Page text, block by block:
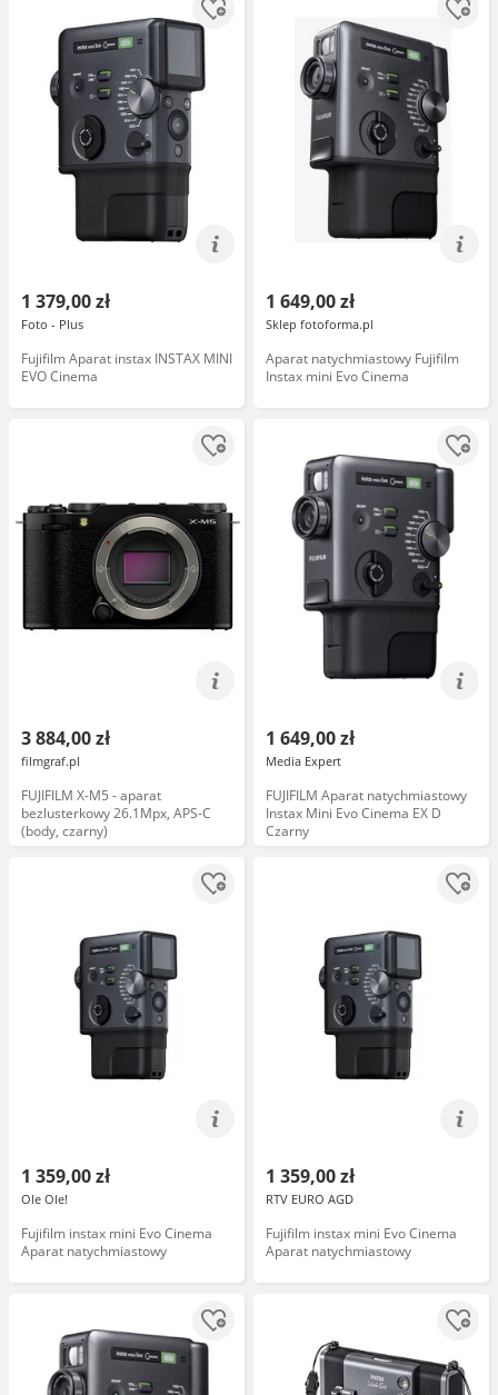
1 379,00 zł
Foto - Plus
Fujifilm Aparat instax INSTAX MINI
EVO Cinema
1 649,00 zł
Sklep fotoforma.pl
Aparat natychmiastowy Fujifilm
Instax mini Evo Cinema
3 884,00 zł
filmgraf.pl
FUJIFILM X-M5 - aparat
bezlusterkowy 26.1Mpx, APS-C
(body, czarny)
1 649,00 zł
Media Expert
FUJIFILM Aparat natychmiastowy
Instax Mini Evo Cinema EX D
Czarny
1 359,00 zł
Ole Ole!
Fujifilm instax mini Evo Cinema
Aparat natychmiastowy
1 359,00 zł
RTV EURO AGD
Fujifilm instax mini Evo Cinema
Aparat natychmiastowy